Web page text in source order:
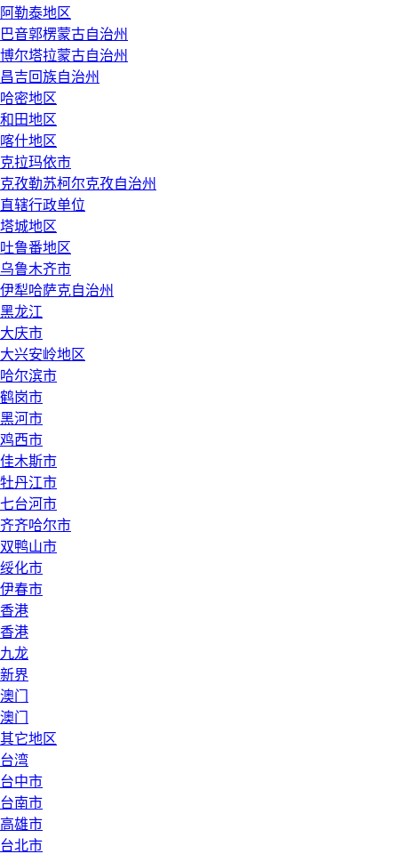
阿勒泰地区
巴音郭楞蒙古自治州
博尔塔拉蒙古自治州
昌吉回族自治州
哈密地区
和田地区
喀什地区
克拉玛依市
克孜勒苏柯尔克孜自治州
直辖行政单位
塔城地区
吐鲁番地区
乌鲁木齐市
伊犁哈萨克自治州
黑龙江
大庆市
大兴安岭地区
哈尔滨市
鹤岗市
黑河市
鸡西市
佳木斯市
牡丹江市
七台河市
齐齐哈尔市
双鸭山市
绥化市
伊春市
香港
香港
九龙
新界
澳门
澳门
其它地区
台湾
台中市
台南市
高雄市
台北市